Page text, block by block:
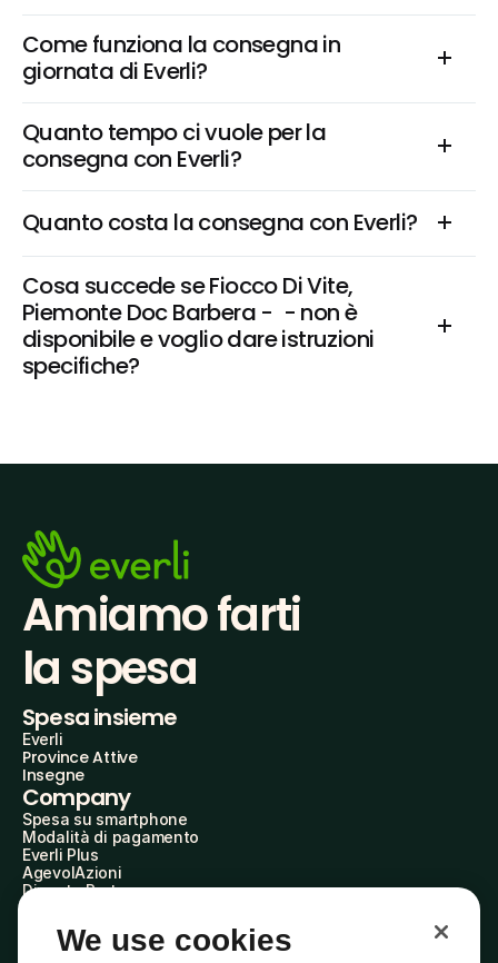
Come funziona la consegna in
giornata di Everli?
Quanto tempo ci vuole per la
consegna con Everli?
Quanto costa la consegna con Everli?
Cosa succede se Fiocco Di Vite,
Piemonte Doc Barbera -  - non è
disponibile e voglio dare istruzioni
specifiche?
Amiamo farti
la spesa
Spesa insieme
Everli
Province Attive
Insegne
Company
Spesa su smartphone
Modalità di pagamento
Everli Plus
AgevolAzioni
Diventa Partner
Everli Shoppers
About Us
We use cookies